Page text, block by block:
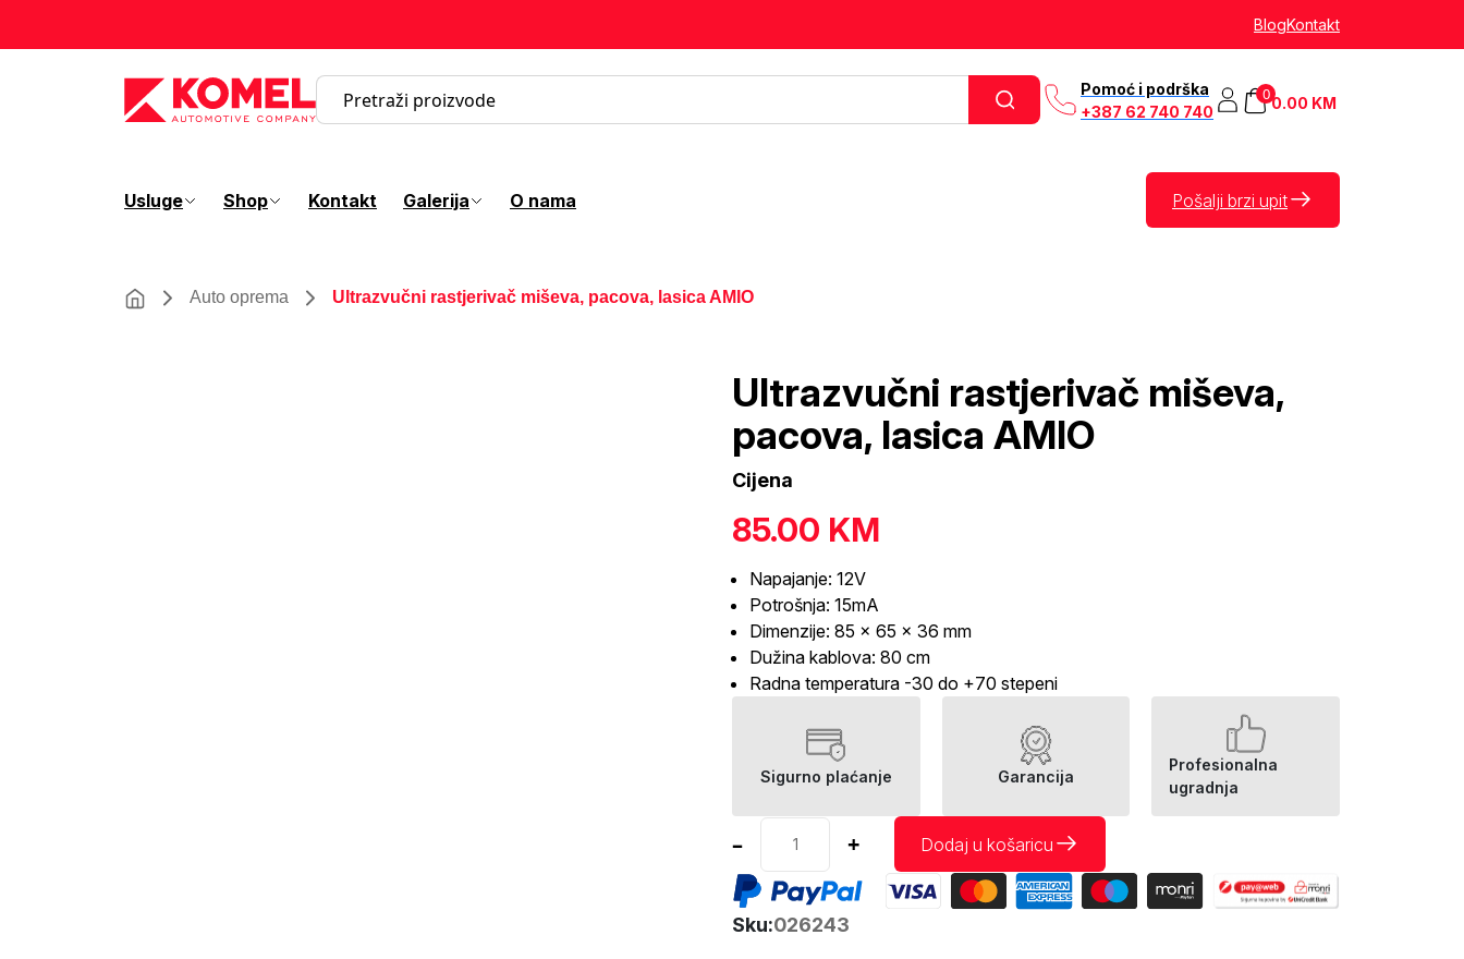
BlogKontakt
Pomoć i podrška
+387 62 740 740
0.00 KM
0
Usluge Shop Kontakt Galerija O nama Pošalji brzi upit
Auto oprema Ultrazvučni rastjerivač miševa, pacova, lasica AMIO
Ultrazvučni rastjerivač miševa,
pacova, lasica AMIO
Cijena
85.00 KM
Napajanje: 12V
Potrošnja: 15mA
Dimenzije: 85 x 65 x 36 mm
Dužina kablova: 80 cm
Radna temperatura -30 do +70 stepeni
Sigurno plaćanje Garancija
Profesionalna
ugradnja
– Ultrazvučni
rastjerivač
miševa,
pacova,
lasica
+ Dodaj u košaricu
Sku:026243